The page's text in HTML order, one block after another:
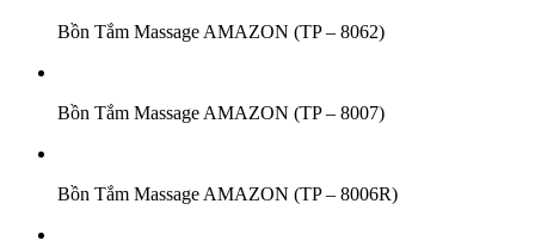
Bồn Tắm Massage AMAZON (TP – 8062)
Bồn Tắm Massage AMAZON (TP – 8007)
Bồn Tắm Massage AMAZON (TP – 8006R)